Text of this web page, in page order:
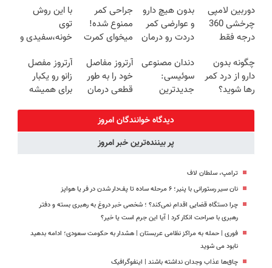
روزه ساخت!
کننده خانگی
دوربین لامپی
چرخشی 360
درجه فقط
🔥 پرداخت
درب منزل
بدون هیچ دارو
و عوارضی کمر
دردت رو درمان
(پرسش‌نامه)
جراحی کمر
ممنوع شده!
میخوای کمرت
درمان کنی؟
((پرسش‌نامه))
با این روش
توی
خونه،سفیدی و
برگردون
(40%off)
چگونه بدون
دارو از درد کمر
رها شوید؟
دندان مصنوعی
سوئیسی:
جدیدترین
سبک و مقاوم |
پرداخت قسطی
آرتروز مفاصل
خود را به طور
قطعی درمان
◗پرسش‌نامه◖
آرتروز مفصل
زانو رو یکبار
برای همیشه
دیدگاه خوانندگان امروز
پر بیننده‌ترین خبر امروز
ترامپ، سلطان لاف
نان سیر رستورانی با پنیر؛ ۶ مرحله ساده تا پف‌دار شدن در فر یا هواپز
چرا دستگاه قضایی اقدام نمی‌کند؟ ؛ شخصی خبر دروغ به رهبری بسته و دفتر
رهبری با صراحت انکار کرد | آیا این جرم است یا خیر؟
فوری | حمله به مراکز نظامی عربستان | هشدار به حکومت سعودی؛ ادامه بدهید
نابود می شوید
چاق‌ها عذاب وجدان نداشته باشند | اینفوگرافیک